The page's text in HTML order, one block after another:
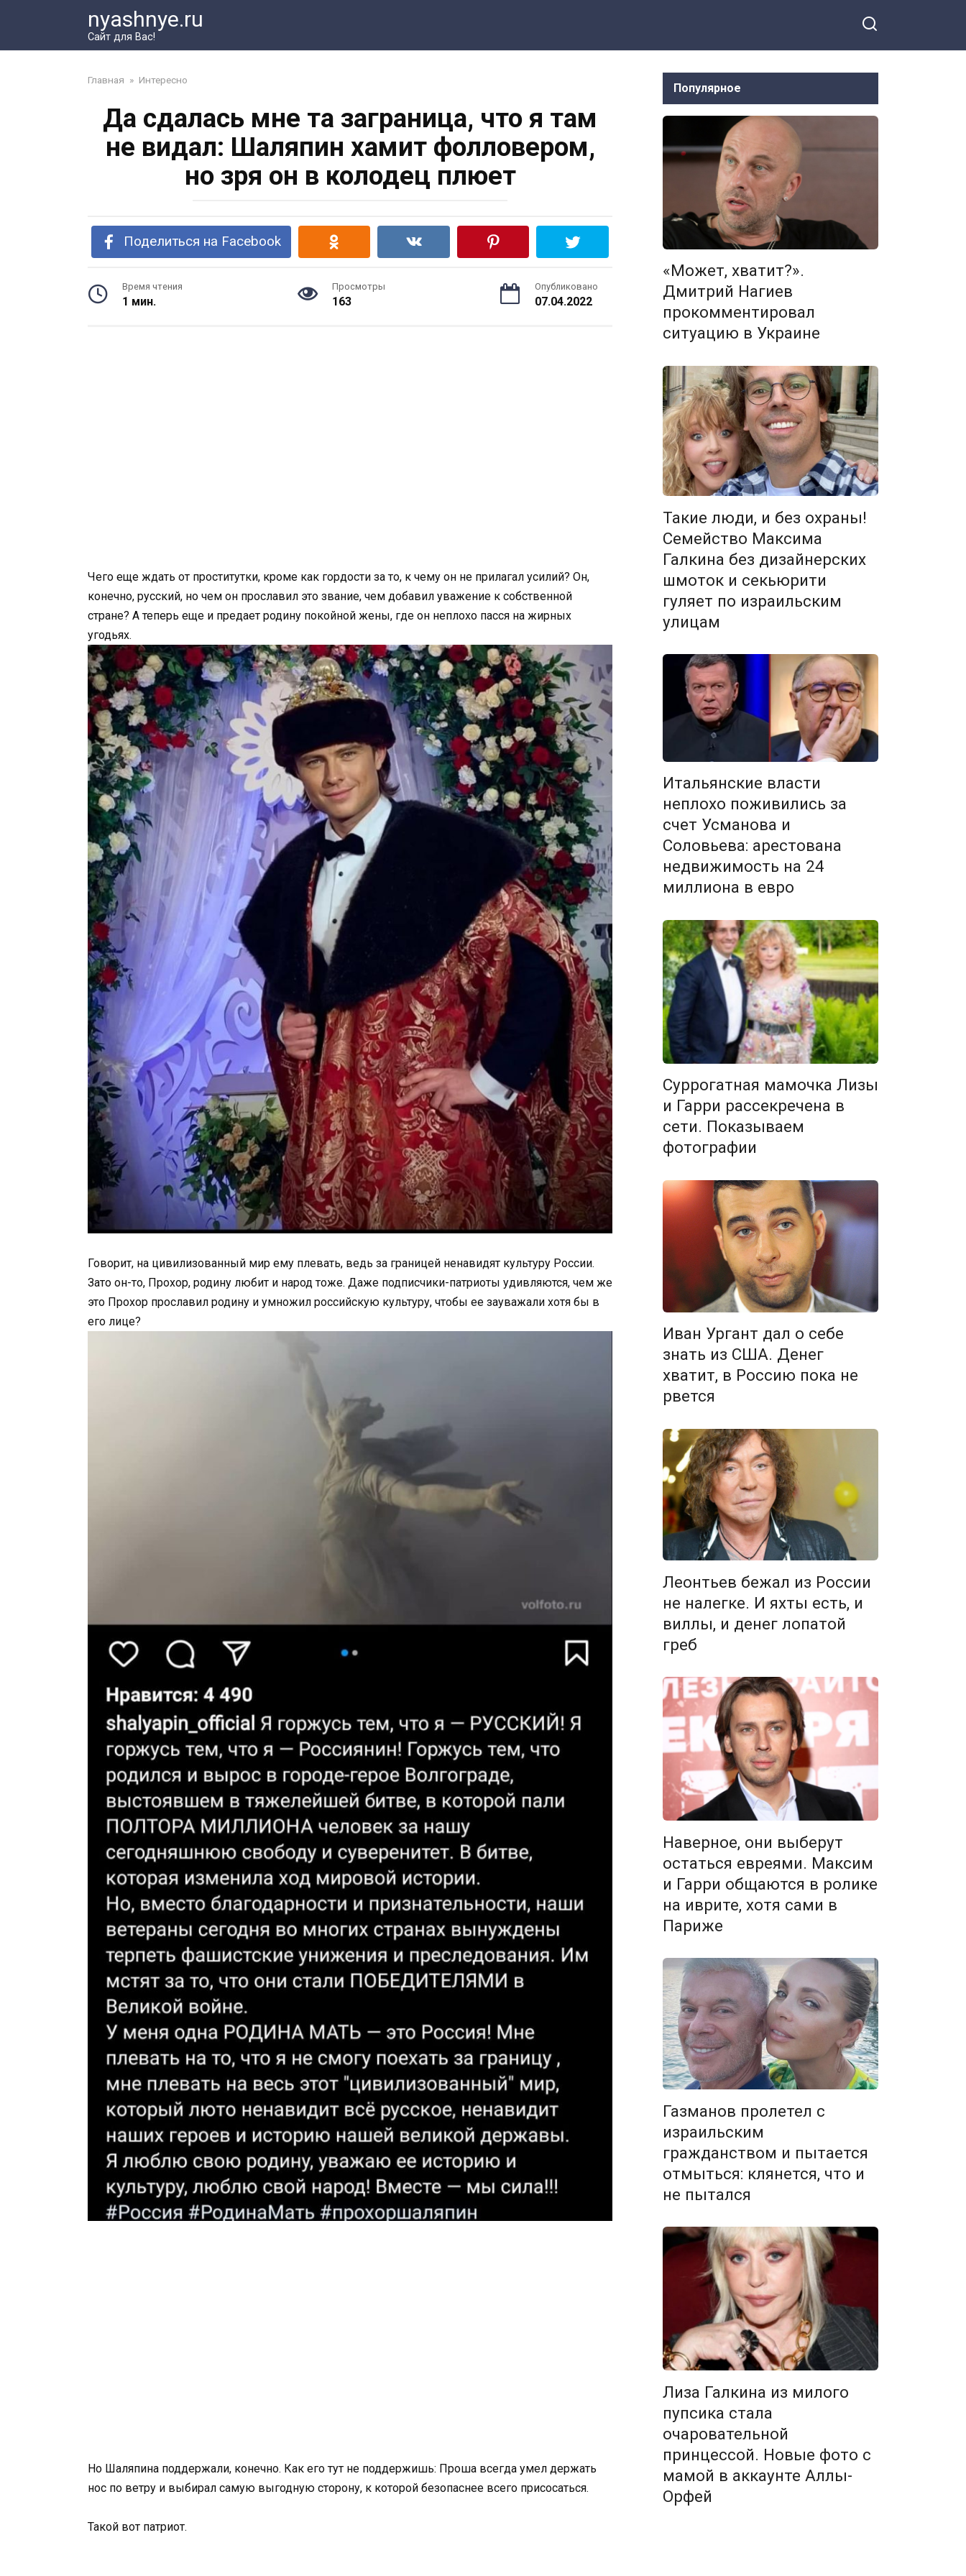
nyashnye.ru
Сайт для Вас!
Главная » Интересно
Да сдалась мне та заграница, что я там
не видал: Шаляпин хамит фолловером,
но зря он в колодец плюет
Поделиться на Facebook
Время чтения
1 мин.
Просмотры
163
Опубликовано
07.04.2022
Чего еще ждать от проститутки, кроме как гордости за то, к чему он не прилагал усилий? Он,
конечно, русский, но чем он прославил это звание, чем добавил уважение к собственной
стране? А теперь еще и предает родину покойной жены, где он неплохо пасся на жирных
угодьях.
Говорит, на цивилизованный мир ему плевать, ведь за границей ненавидят культуру России.
Зато он-то, Прохор, родину любит и народ тоже. Даже подписчики-патриоты удивляются, чем же
это Прохор прославил родину и умножил российскую культуру, чтобы ее зауважали хотя бы в
его лице?
Но Шаляпина поддержали, конечно. Как его тут не поддержишь: Проша всегда умел держать
нос по ветру и выбирал самую выгодную сторону, к которой безопаснее всего присосаться.
Такой вот патриот.
Популярное
«Может, хватит?».
Дмитрий Нагиев
прокомментировал
ситуацию в Украине
Такие люди, и без охраны!
Семейство Максима
Галкина без дизайнерских
шмоток и секьюрити
гуляет по израильским
улицам
Итальянские власти
неплохо поживились за
счет Усманова и
Соловьева: арестована
недвижимость на 24
миллиона в евро
Суррогатная мамочка Лизы
и Гарри рассекречена в
сети. Показываем
фотографии
Иван Ургант дал о себе
знать из США. Денег
хватит, в Россию пока не
рвется
Леонтьев бежал из России
не налегке. И яхты есть, и
виллы, и денег лопатой
греб
Наверное, они выберут
остаться евреями. Максим
и Гарри общаются в ролике
на иврите, хотя сами в
Париже
Газманов пролетел с
израильским
гражданством и пытается
отмыться: клянется, что и
не пытался
Лиза Галкина из милого
пупсика стала
очаровательной
принцессой. Новые фото с
мамой в аккаунте Аллы-
Орфей